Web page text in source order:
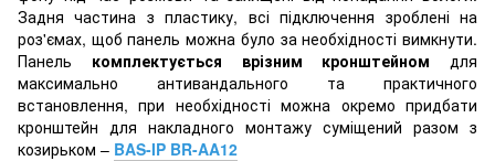
Задня частина з пластику, всі підключення зроблені на
роз'ємах, щоб панель можна було за необхідності вимкнути.
Панель комплектується врізним кронштейном для
максимально антивандального та практичного
встановлення, при необхідності можна окремо придбати
кронштейн для накладного монтажу суміщений разом з
козирьком – BAS-IP BR-AA12